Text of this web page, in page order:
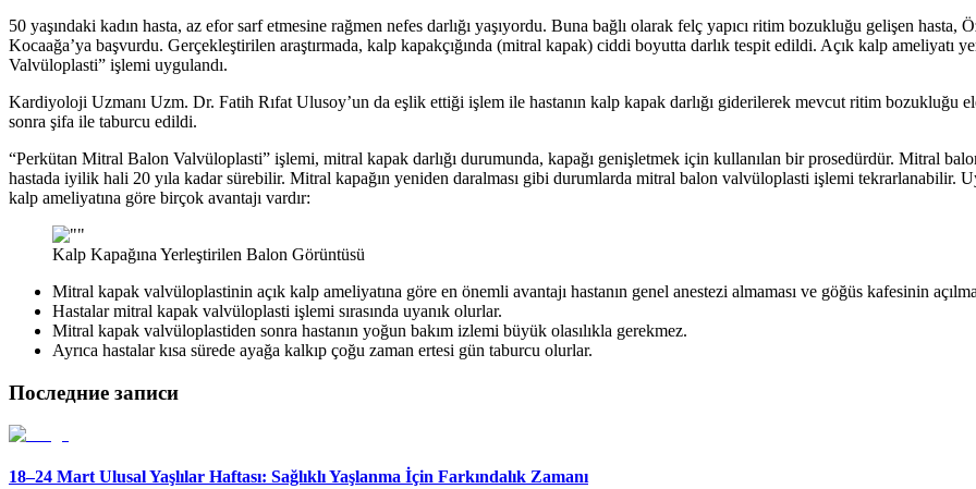
50 yaşındaki kadın hasta, az efor sarf etmesine rağmen nefes darlığı yaşıyordu. Buna bağlı olarak felç yapıcı ritim bozukluğu gelişen
Kocaağa’ya başvurdu. Gerçekleştirilen araştırmada, kalp kapakçığında (mitral kapak) ciddi boyutta darlık tespit edildi. Açık kalp ameliyatı
Valvüloplasti” işlemi uygulandı.
Kardiyoloji Uzmanı Uzm. Dr. Fatih Rıfat Ulusoy’un da eşlik ettiği işlem ile hastanın kalp kapak darlığı giderilerek mevcut ritim bozukluğu
sonra şifa ile taburcu edildi.
“Perkütan Mitral Balon Valvüloplasti” işlemi, mitral kapak darlığı durumunda, kapağı genişletmek için kullanılan bir prosedürdür. Mitral
hastada iyilik hali 20 yıla kadar sürebilir. Mitral kapağın yeniden daralması gibi durumlarda mitral balon valvüloplasti işlemi tekrarlanabilir.
kalp ameliyatına göre birçok avantajı vardır:
Kalp Kapağına Yerleştirilen Balon Görüntüsü
Mitral kapak valvüloplastinin açık kalp ameliyatına göre en önemli avantajı hastanın genel anestezi almaması ve göğüs kafesinin
Hastalar mitral kapak valvüloplasti işlemi sırasında uyanık olurlar.
Mitral kapak valvüloplastiden sonra hastanın yoğun bakım izlemi büyük olasılıkla gerekmez.
Ayrıca hastalar kısa sürede ayağa kalkıp çoğu zaman ertesi gün taburcu olurlar.
Последние записи
18–24 Mart Ulusal Yaşlılar Haftası: Sağlıklı Yaşlanma İçin Farkındalık Zamanı